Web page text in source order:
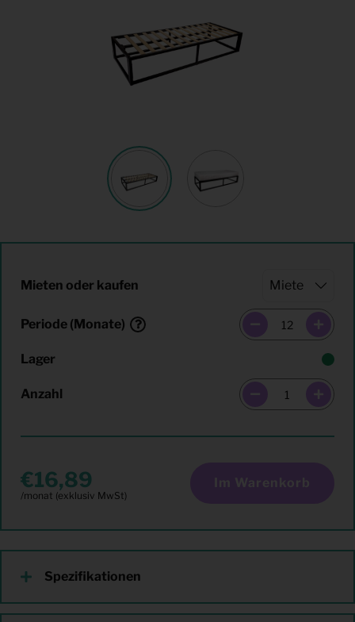
Mieten oder kaufen
Periode (Monate)
Lager
Anzahl
16,89 Im Warenkorb
Spezifikationen